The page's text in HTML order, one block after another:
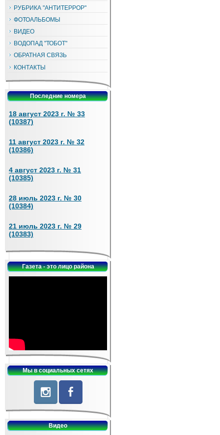
РУБРИКА "АНТИТЕРРОР"
ФОТОАЛЬБОМЫ
ВИДЕО
ВОДОПАД "ТОБОТ"
ОБРАТНАЯ СВЯЗЬ
КОНТАКТЫ
Последние номера
18 август 2023 г. № 33
(10387)
11 август 2023 г. № 32
(10386)
4 август 2023 г. № 31
(10385)
28 июль 2023 г. № 30
(10384)
21 июль 2023 г. № 29
(10383)
Газета - это лицо района
Мы в социальных сетях
Видео